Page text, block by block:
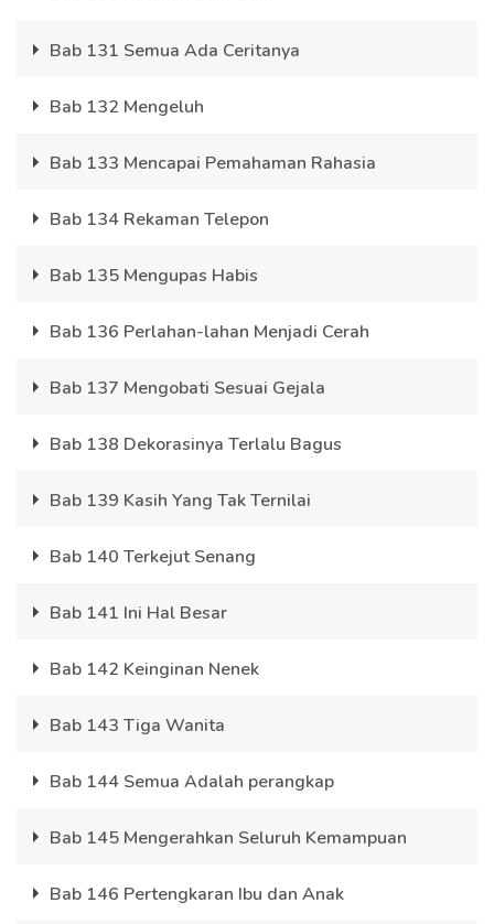
Bab 131 Semua Ada Ceritanya
Bab 132 Mengeluh
Bab 133 Mencapai Pemahaman Rahasia
Bab 134 Rekaman Telepon
Bab 135 Mengupas Habis
Bab 136 Perlahan-lahan Menjadi Cerah
Bab 137 Mengobati Sesuai Gejala
Bab 138 Dekorasinya Terlalu Bagus
Bab 139 Kasih Yang Tak Ternilai
Bab 140 Terkejut Senang
Bab 141 Ini Hal Besar
Bab 142 Keinginan Nenek
Bab 143 Tiga Wanita
Bab 144 Semua Adalah perangkap
Bab 145 Mengerahkan Seluruh Kemampuan
Bab 146 Pertengkaran Ibu dan Anak